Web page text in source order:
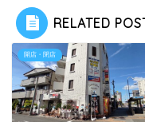
RELATED
開店・閉店